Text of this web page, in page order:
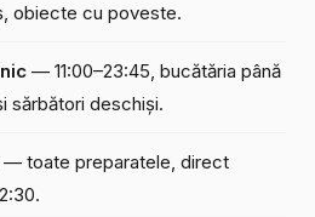
obiecte cu poveste.
— 11:00–23:45, bucătăria până
sărbători deschiși.
— toate preparatele, direct